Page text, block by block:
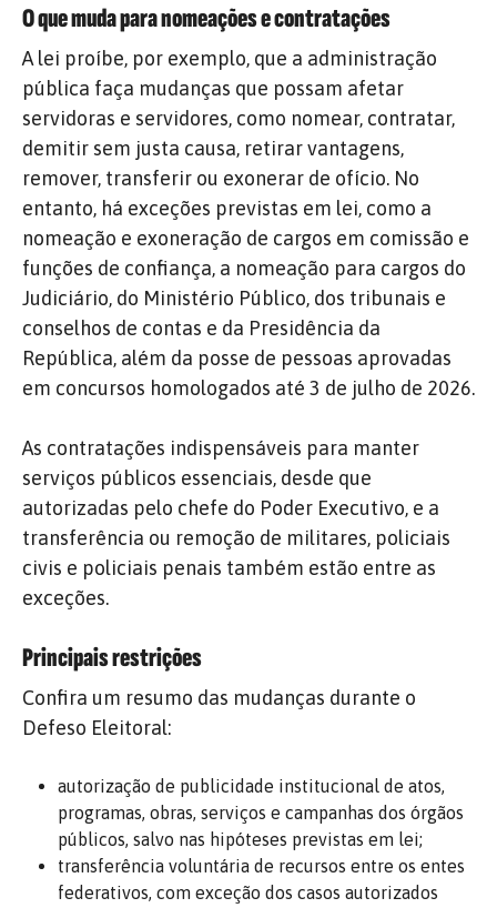
O que muda para nomeações e contratações
A lei proíbe, por exemplo, que a administração
pública faça mudanças que possam afetar
servidoras e servidores, como nomear, contratar,
demitir sem justa causa, retirar vantagens,
remover, transferir ou exonerar de ofício. No
entanto, há exceções previstas em lei, como a
nomeação e exoneração de cargos em comissão e
funções de confiança, a nomeação para cargos do
Judiciário, do Ministério Público, dos tribunais e
conselhos de contas e da Presidência da
República, além da posse de pessoas aprovadas
em concursos homologados até 3 de julho de 2026.
As contratações indispensáveis para manter
serviços públicos essenciais, desde que
autorizadas pelo chefe do Poder Executivo, e a
transferência ou remoção de militares, policiais
civis e policiais penais também estão entre as
exceções.
Principais restrições
Confira um resumo das mudanças durante o
Defeso Eleitoral:
autorização de publicidade institucional de atos,
programas, obras, serviços e campanhas dos órgãos
públicos, salvo nas hipóteses previstas em lei;
transferência voluntária de recursos entre os entes
federativos, com exceção dos casos autorizados